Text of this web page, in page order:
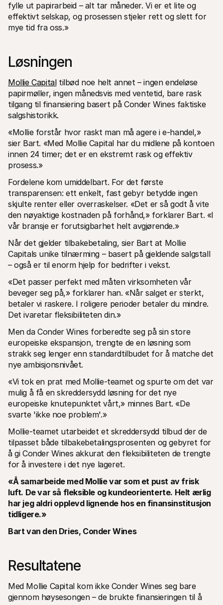
fylle ut papirarbeid – alt tar måneder. Vi er et lite og
effektivt selskap, og prosessen stjeler rett og slett for
mye tid fra oss.»
Løsningen
Mollie Capital tilbød noe helt annet – ingen endeløse
papirmøller, ingen månedsvis med ventetid, bare rask
tilgang til finansiering basert på Conder Wines faktiske
salgshistorikk.
«Mollie forstår hvor raskt man må agere i e-handel,»
sier Bart. «Med Mollie Capital har du midlene på kontoen
innen 24 timer; det er en ekstremt rask og effektiv
prosess.»
Fordelene kom umiddelbart. For det første
transparensen: ett enkelt, fast gebyr betydde ingen
skjulte renter eller overraskelser. «Det er så godt å vite
den nøyaktige kostnaden på forhånd,» forklarer Bart. «I
vår bransje er forutsigbarhet helt avgjørende.»
Når det gjelder tilbakebetaling, sier Bart at Mollie
Capitals unike tilnærming – basert på gjeldende salgstall
– også er til enorm hjelp for bedrifter i vekst.
«Det passer perfekt med måten virksomheten vår
beveger seg på,» forklarer han. «Når salget er sterkt,
betaler vi raskere. I roligere perioder betaler du mindre.
Det ivaretar fleksibiliteten din.»
Men da Conder Wines forberedte seg på sin store
europeiske ekspansjon, trengte de en løsning som
strakk seg lenger enn standardtilbudet for å matche det
nye ambisjonsnivået.
«Vi tok en prat med Mollie-teamet og spurte om det var
mulig å få en skreddersydd løsning for det nye
europeiske knutepunktet vårt,» minnes Bart. «De
svarte 'ikke noe problem'.»
Mollie-teamet utarbeidet et skreddersydd tilbud der de
tilpasset både tilbakebetalingsprosenten og gebyret for
å gi Conder Wines akkurat den fleksibiliteten de trengte
for å investere i det nye lageret.
«Å samarbeide med Mollie var som et pust av frisk
luft. De var så fleksible og kundeorienterte. Helt ærlig
har jeg aldri opplevd lignende hos en finansinstitusjon
tidligere.»
Bart van den Dries, Conder Wines
Resultatene
Med Mollie Capital kom ikke Conder Wines seg bare
gjennom høysesongen – de brukte finansieringen til å